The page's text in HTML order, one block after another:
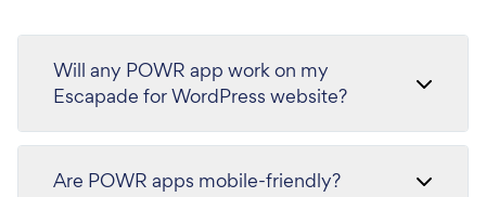
Will any POWR app work on my
Escapade for WordPress website?
Are POWR apps mobile-friendly?